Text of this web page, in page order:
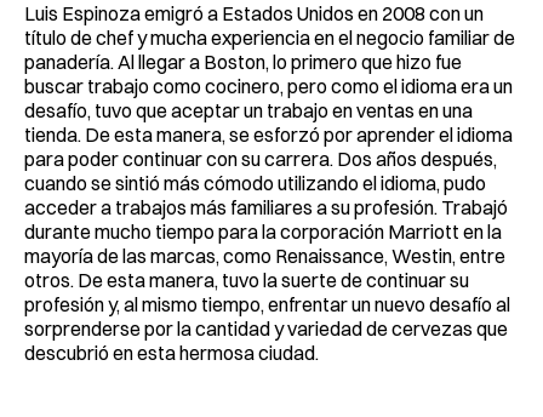
Luis Espinoza emigró a Estados Unidos en 2008 con un
título de chef y mucha experiencia en el negocio familiar de
panadería. Al llegar a Boston, lo primero que hizo fue
buscar trabajo como cocinero, pero como el idioma era un
desafío, tuvo que aceptar un trabajo en ventas en una
tienda. De esta manera, se esforzó por aprender el idioma
para poder continuar con su carrera. Dos años después,
cuando se sintió más cómodo utilizando el idioma, pudo
acceder a trabajos más familiares a su profesión. Trabajó
durante mucho tiempo para la corporación Marriott en la
mayoría de las marcas, como Renaissance, Westin, entre
otros. De esta manera, tuvo la suerte de continuar su
profesión y, al mismo tiempo, enfrentar un nuevo desafío al
sorprenderse por la cantidad y variedad de cervezas que
descubrió en esta hermosa ciudad.